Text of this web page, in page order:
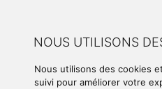
NOUS UTILISONS
Nous utilisons des cookies
suivi pour améliorer votre